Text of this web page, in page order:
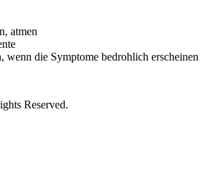
atmen
wenn die Symptome bedrohlich erscheinen
Reserved.